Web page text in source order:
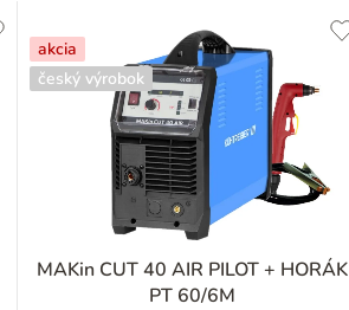
akcia
český výrobok
MAKin CUT 40 AIR PILOT + HORÁK
PT 60/6M